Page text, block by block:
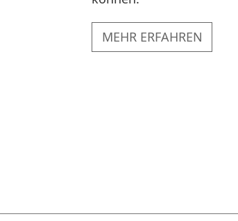
MEHR ERFAHREN